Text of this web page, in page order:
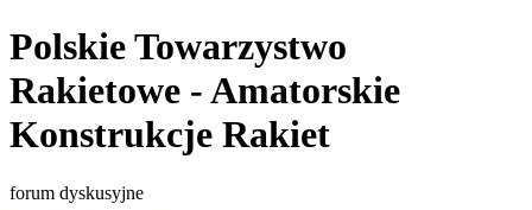
Polskie Towarzystwo
Rakietowe - Amatorskie
Konstrukcje Rakiet
forum dyskusyjne